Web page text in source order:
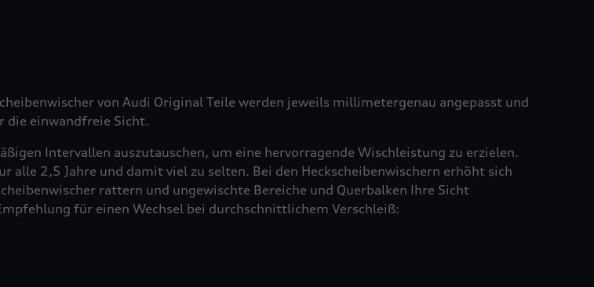
von Audi Original Teile werden jeweils millimetergenau angepasst und
die einwandfreie Sicht.
Intervallen auszutauschen, um eine hervorragende Wischleistung zu erzielen.
2,5 Jahre und damit viel zu selten. Bei den Heckscheibenwischern erhöht sich
rattern und ungewischte Bereiche und Querbalken Ihre Sicht
für einen Wechsel bei durchschnittlichem Verschleiß: